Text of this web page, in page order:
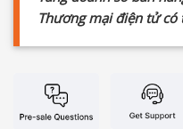
Thương mại điện tử có